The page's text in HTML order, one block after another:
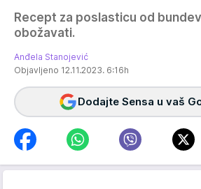
Recept za poslasticu od
obožavati.
Anđela Stanojević
Objavljeno 12.11.2023. 6:16h
Dodajte Sensa u vaš